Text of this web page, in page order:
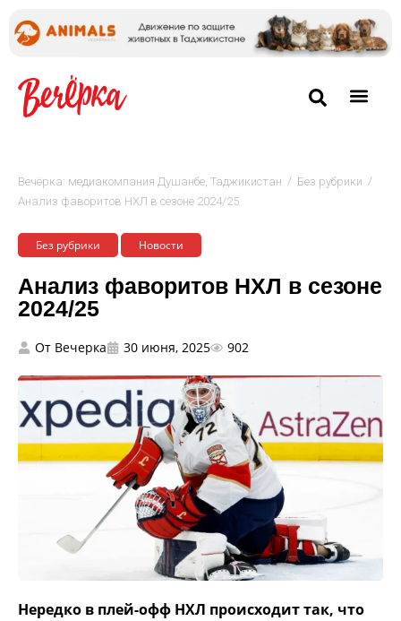
Вечёрка: медиакомпания Душанбе, Таджикистан / Без рубрики /
Анализ фаворитов НХЛ в сезоне 2024/25
Без рубрики Новости
Анализ фаворитов НХЛ в сезоне
2024/25
От Вечерка 30 июня, 2025 902
Нередко в плей-офф НХЛ происходит так, что